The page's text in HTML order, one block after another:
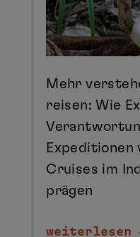
Mehr
reisen: Wie
Expeditionen
Cruises im
prägen
weiterlesen